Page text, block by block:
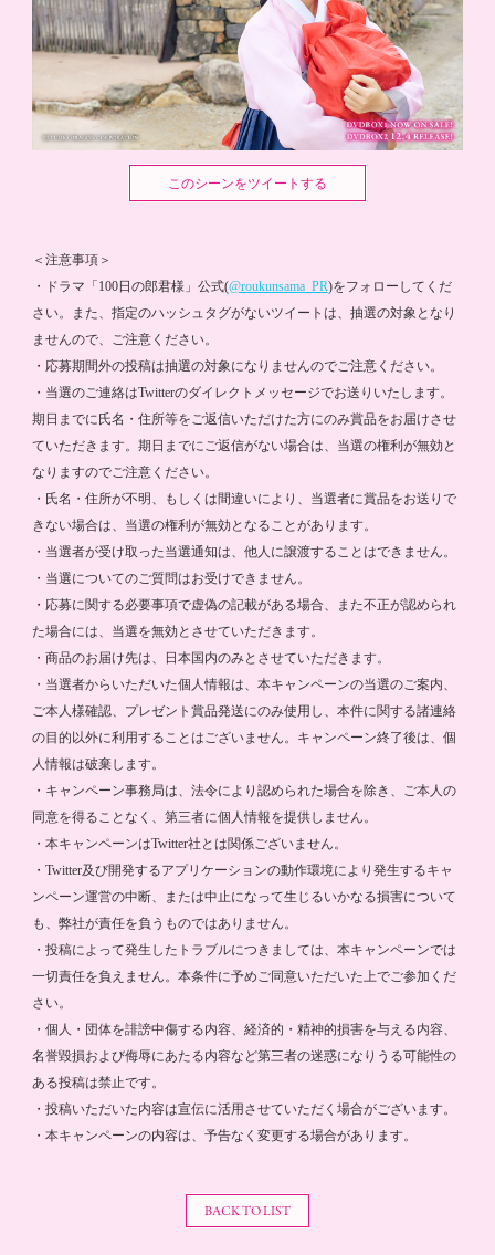
このシーンをツイートする
＜注意事項＞
・ドラマ「100日の郎君様」公式(@roukunsama_PR)をフォローしてくだ
さい。また、指定のハッシュタグがないツイートは、抽選の対象となり
ませんので、ご注意ください。
・応募期間外の投稿は抽選の対象になりませんのでご注意ください。
・当選のご連絡はTwitterのダイレクトメッセージでお送りいたします。
期日までに氏名・住所等をご返信いただけた方にのみ賞品をお届けさせ
ていただきます。期日までにご返信がない場合は、当選の権利が無効と
なりますのでご注意ください。
・氏名・住所が不明、もしくは間違いにより、当選者に賞品をお送りで
きない場合は、当選の権利が無効となることがあります。
・当選者が受け取った当選通知は、他人に譲渡することはできません。
・当選についてのご質問はお受けできません。
・応募に関する必要事項で虚偽の記載がある場合、また不正が認められ
た場合には、当選を無効とさせていただきます。
・商品のお届け先は、日本国内のみとさせていただきます。
・当選者からいただいた個人情報は、本キャンペーンの当選のご案内、
ご本人様確認、プレゼント賞品発送にのみ使用し、本件に関する諸連絡
の目的以外に利用することはございません。キャンペーン終了後は、個
人情報は破棄します。
・キャンペーン事務局は、法令により認められた場合を除き、ご本人の
同意を得ることなく、第三者に個人情報を提供しません。
・本キャンペーンはTwitter社とは関係ございません。
・Twitter及び開発するアプリケーションの動作環境により発生するキャ
ンペーン運営の中断、または中止になって生じるいかなる損害について
も、弊社が責任を負うものではありません。
・投稿によって発生したトラブルにつきましては、本キャンペーンでは
一切責任を負えません。本条件に予めご同意いただいた上でご参加くだ
さい。
・個人・団体を誹謗中傷する内容、経済的・精神的損害を与える内容、
名誉毀損および侮辱にあたる内容など第三者の迷惑になりうる可能性の
ある投稿は禁止です。
・投稿いただいた内容は宣伝に活用させていただく場合がございます。
・本キャンペーンの内容は、予告なく変更する場合があります。
BACK TO LIST